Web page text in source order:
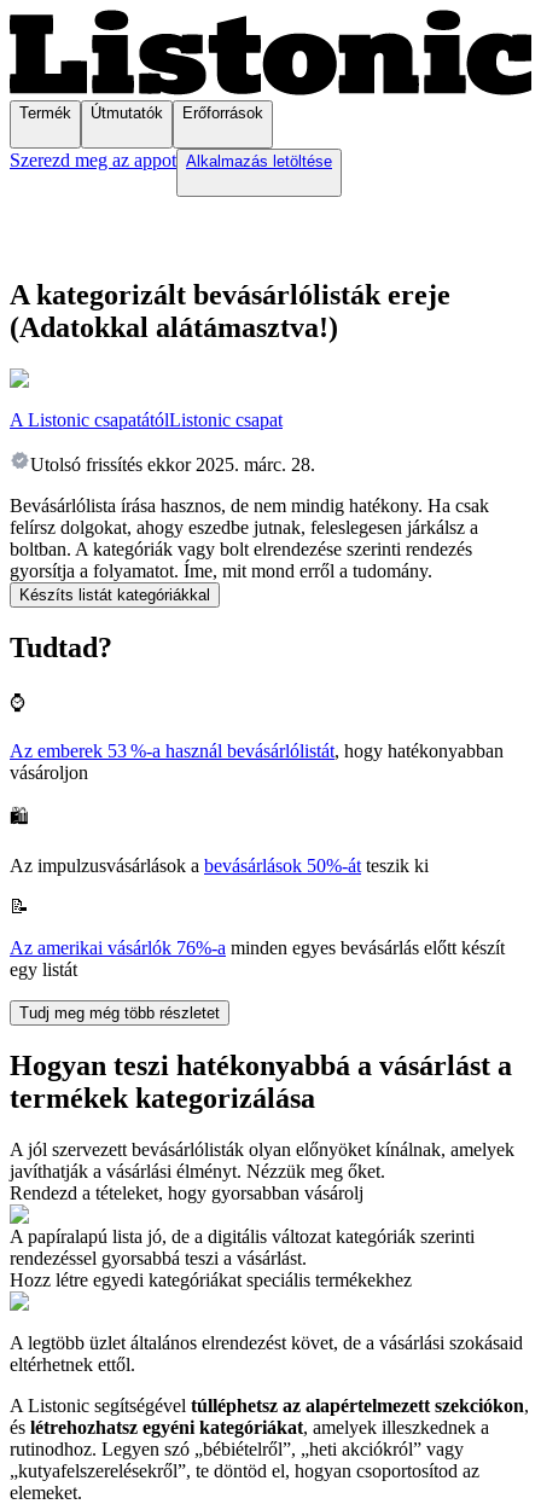
Termék Útmutatók Erőforrások
Szerezd meg az appot Alkalmazás letöltése
A kategorizált bevásárlólisták ereje
(Adatokkal alátámasztva!)
A Listonic csapatátólListonic csapat
Utolsó frissítés ekkor 2025. márc. 28.
Bevásárlólista írása hasznos, de nem mindig hatékony. Ha csak
felírsz dolgokat, ahogy eszedbe jutnak, feleslegesen járkálsz a
boltban. A kategóriák vagy bolt elrendezése szerinti rendezés
gyorsítja a folyamatot. Íme, mit mond erről a tudomány.
Készíts listát kategóriákkal
Tudtad?
⌚
Az emberek 53 %-a használ bevásárlólistát, hogy hatékonyabban
vásároljon
🛍️
Az impulzusvásárlások a bevásárlások 50%-át teszik ki
📝
Az amerikai vásárlók 76%-a minden egyes bevásárlás előtt készít
egy listát
Tudj meg még több részletet
Hogyan teszi hatékonyabbá a vásárlást a
termékek kategorizálása
A jól szervezett bevásárlólisták olyan előnyöket kínálnak, amelyek
javíthatják a vásárlási élményt. Nézzük meg őket.
Rendezd a tételeket, hogy gyorsabban vásárolj
A papíralapú lista jó, de a digitális változat kategóriák szerinti
rendezéssel gyorsabbá teszi a vásárlást.
Hozz létre egyedi kategóriákat speciális termékekhez
A legtöbb üzlet általános elrendezést követ, de a vásárlási szokásaid
eltérhetnek ettől.
A Listonic segítségével túlléphetsz az alapértelmezett szekciókon,
és létrehozhatsz egyéni kategóriákat, amelyek illeszkednek a
rutinodhoz. Legyen szó „bébiételről”, „heti akciókról” vagy
„kutyafelszerelésekről”, te döntöd el, hogyan csoportosítod az
elemeket.